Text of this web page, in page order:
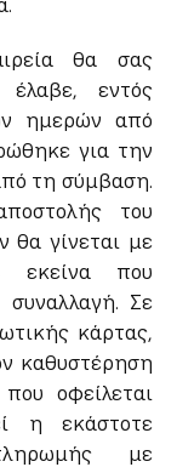
θα σας
εντός
ημερών από
για την
τη σύμβαση.
του
θα γίνεται με
που
συναλλαγή. Σε
κάρτας,
καθυστέρηση
οφείλεται
η εκάστοτε
με